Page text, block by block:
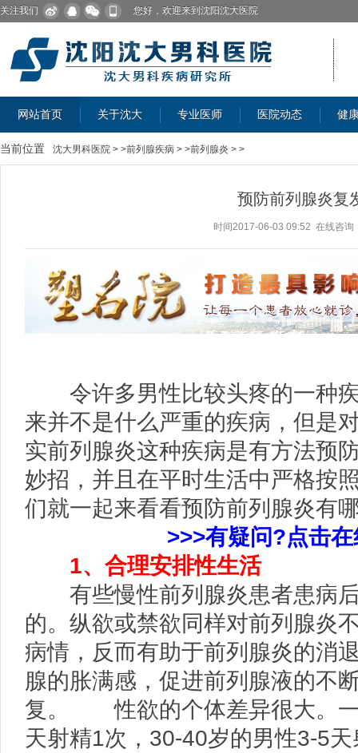
关注我们 您好，欢迎来到沈阳沈大医院
网站首页 关于沈大 专业医师 医院动态 健
当前位置 沈大男科医院 > >前列腺疾病 > >前列腺炎 > >
预防前列腺炎复
时间2017-06-03 09:52 在线咨询
令许多男性比较头疼的一种疾
来并不是什么严重的疾病，但是
实前列腺炎这种疾病是有方法预
妙招，并且在平时生活中严格按
们就一起来看看预防前列腺炎有
>>>有疑问?点击在
1、合理安排性生活
有些慢性前列腺炎患者患病后
的。纵欲或禁欲同样对前列腺炎
病情，反而有助于前列腺炎的消
腺的胀满感，促进前列腺液的不
复。 性欲的个体差异很大。一
天射精1次，30-40岁的男性3-5